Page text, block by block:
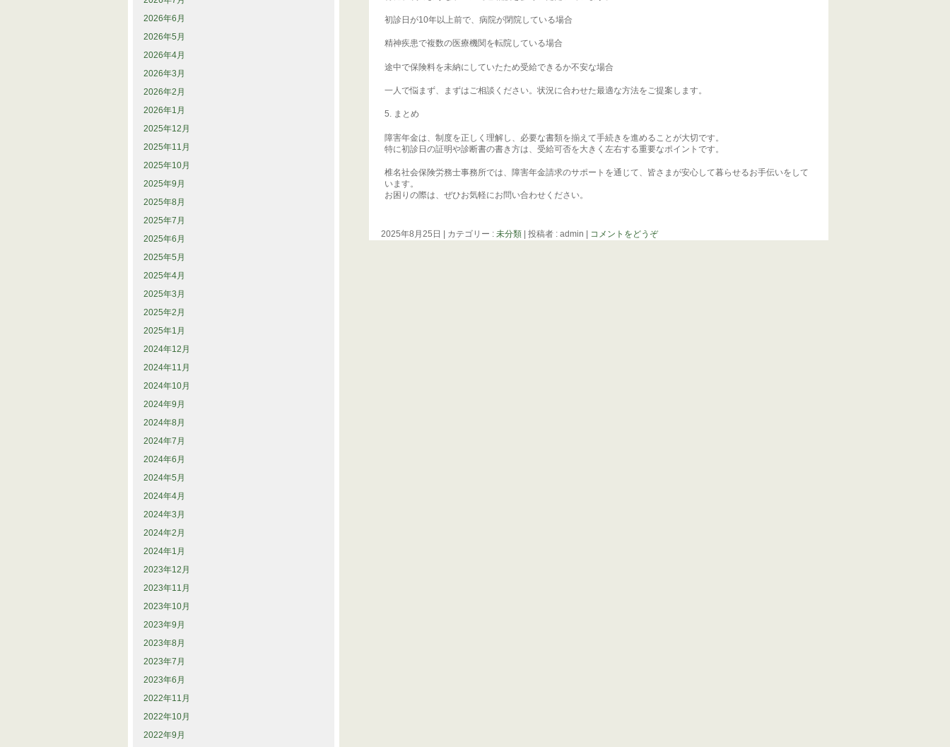
初診日が10年以上前で、病院が閉院している場合
精神疾患で複数の医療機関を転院している場合
途中で保険料を未納にしていたため受給できるか不安な場合
一人で悩まず、まずはご相談ください。状況に合わせた最適な方法をご提案します。
5. まとめ
障害年金は、制度を正しく理解し、必要な書類を揃えて手続きを進めることが大切です。
特に初診日の証明や診断書の書き方は、受給可否を大きく左右する重要なポイントです。
椎名社会保険労務士事務所では、障害年金請求のサポートを通じて、皆さまが安心して暮らせるお手伝いをして
います。
お困りの際は、ぜひお気軽にお問い合わせください。
2025年8月25日 カテゴリー :未分類 |投稿者 : admin コメントをどうぞ
2026年6月
2026年5月
2026年4月
2026年3月
2026年2月
2026年1月
2025年12月
2025年11月
2025年10月
2025年9月
2025年8月
2025年7月
2025年6月
2025年5月
2025年4月
2025年3月
2025年2月
2025年1月
2024年12月
2024年11月
2024年10月
2024年9月
2024年8月
2024年7月
2024年6月
2024年5月
2024年4月
2024年3月
2024年2月
2024年1月
2023年12月
2023年11月
2023年10月
2023年9月
2023年8月
2023年7月
2023年6月
2022年11月
2022年10月
2022年9月